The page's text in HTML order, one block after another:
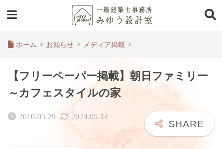
ホーム お知らせ メディア掲載
【フリーペーパー掲載】朝日ファミリー
～カフェスタイルの家
2010.05.29 2024.05.14